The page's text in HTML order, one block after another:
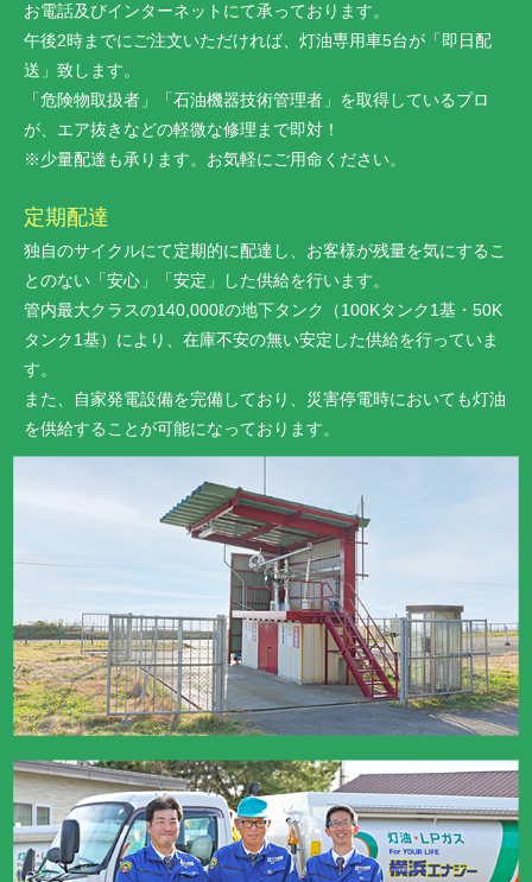
お電話及びインターネットにて承っております。
午後2時までにご注文いただければ、灯油専用車5台が「即日配
送」致します。
「危険物取扱者」「石油機器技術管理者」を取得しているプロ
が、エア抜きなどの軽微な修理まで即対！
※少量配達も承ります。お気軽にご用命ください。
定期配達
独自のサイクルにて定期的に配達し、お客様が残量を気にするこ
とのない「安心」「安定」した供給を行います。
管内最大クラスの140,000ℓの地下タンク（100Kタンク1基・50K
タンク1基）により、在庫不安の無い安定した供給を行っていま
す。
また、自家発電設備を完備しており、災害停電時においても灯油
を供給することが可能になっております。